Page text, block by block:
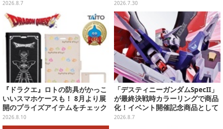
ラを刺しゅうでデザイン
2026.8.7
限定カードがお披露目
2026.7.30
『ドラクエ』ロトの防具がかっこ
いいスマホケースも！ 8月より展
開のプライズアイテムをチェック
2026.8.10
「デスティニーガンダムSpecII」
が最終決戦時カラーリングで商品
化！イベント開催記念商品として
METAL ROBOT魂に新登場
2026.8.7